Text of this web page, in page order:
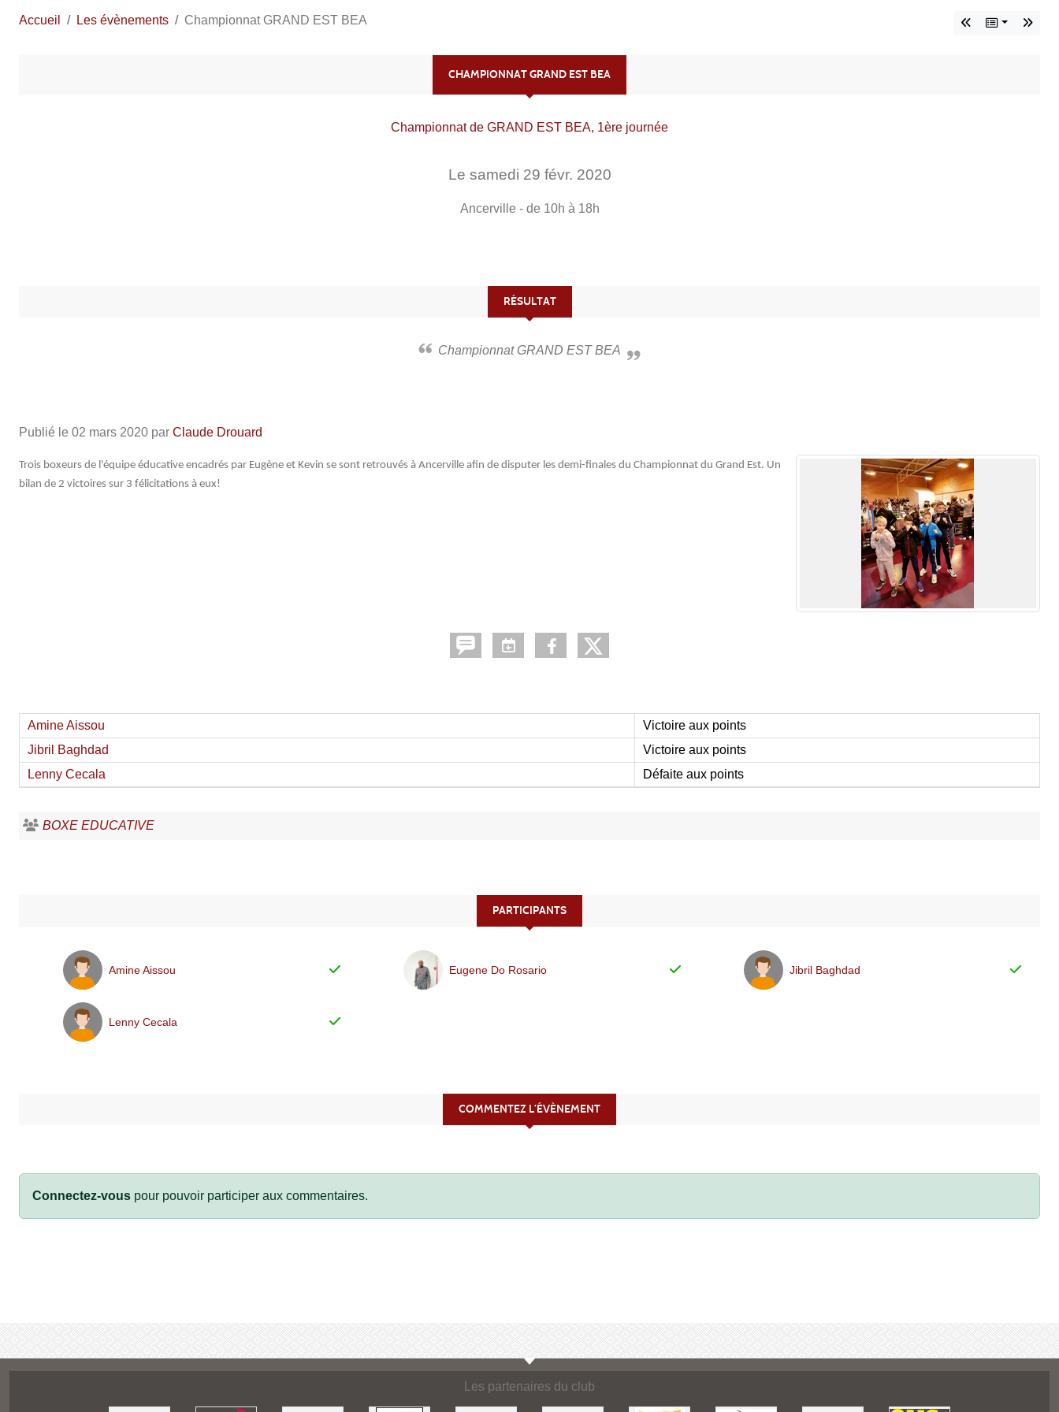
Accueil Les évènements Championnat GRAND EST BEA
CHAMPIONNAT GRAND EST BEA
Championnat de GRAND EST BEA, 1ère journée
Le samedi 29 févr. 2020
Ancerville - de 10h à 18h
RÉSULTAT
Championnat GRAND EST BEA
Publié le 02 mars 2020 par Claude Drouard
Trois boxeurs de l'équipe éducative encadrés par Eugène et Kevin se sont retrouvés à Ancerville afin de disputer les demi-finales du Championnat du Grand Est. Un
bilan de 2 victoires sur 3 félicitations à eux!
Amine Aissou
Victoire aux points
Jibril Baghdad
Victoire aux points
Lenny Cecala
Défaite aux points
BOXE EDUCATIVE
PARTICIPANTS
Amine Aissou Eugene Do Rosario Jibril Baghdad
Lenny Cecala
COMMENTEZ L’ÉVÈNEMENT
Connectez-vous pour pouvoir participer aux commentaires.
Les partenaires du club